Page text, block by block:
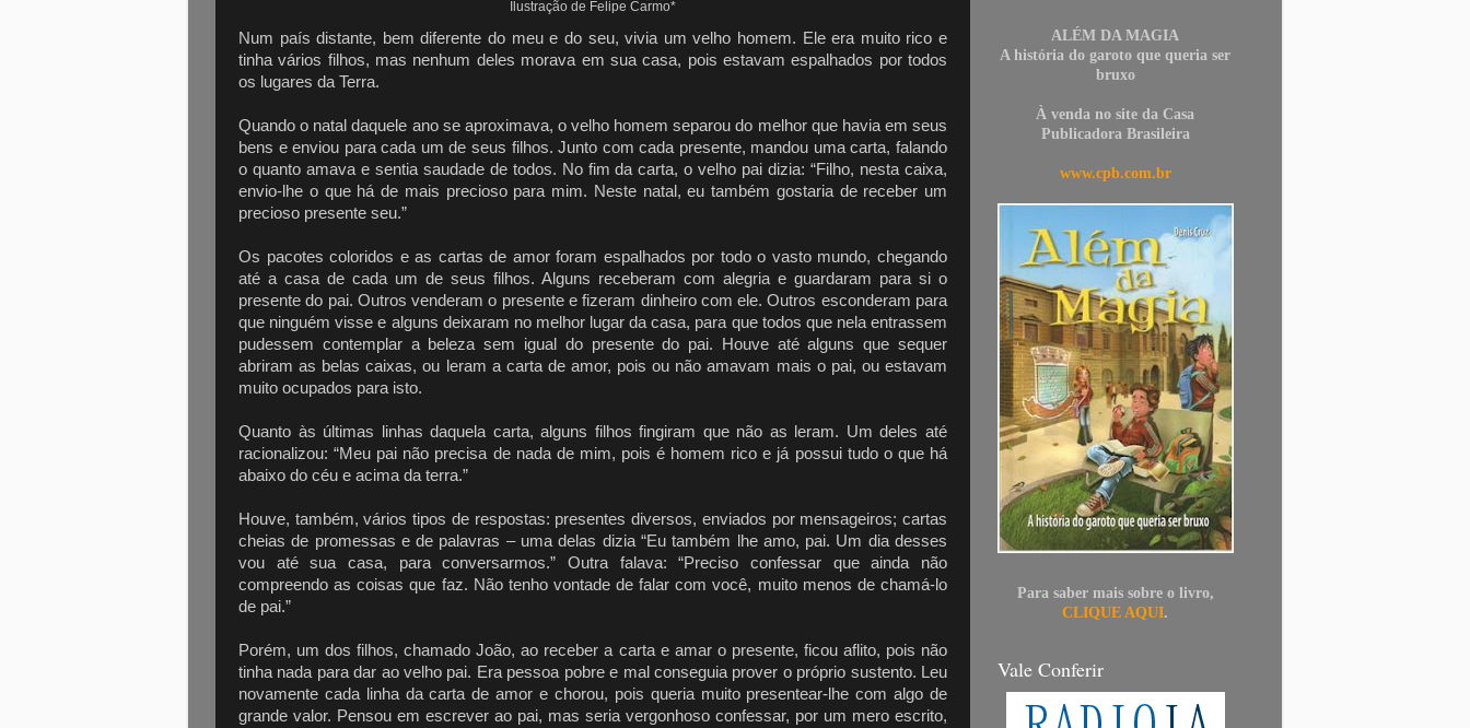
Ilustração de Felipe Carmo*
Num país distante, bem diferente do meu e do seu, vivia um velho homem. Ele era muito rico e
tinha vários filhos, mas nenhum deles morava em sua casa, pois estavam espalhados por todos
os lugares da Terra.
Quando o natal daquele ano se aproximava, o velho homem separou do melhor que havia em seus
bens e enviou para cada um de seus filhos. Junto com cada presente, mandou uma carta, falando
o quanto amava e sentia saudade de todos. No fim da carta, o velho pai dizia: “Filho, nesta caixa,
envio-lhe o que há de mais precioso para mim. Neste natal, eu também gostaria de receber um
precioso presente seu.”
Os pacotes coloridos e as cartas de amor foram espalhados por todo o vasto mundo, chegando
até a casa de cada um de seus filhos. Alguns receberam com alegria e guardaram para si o
presente do pai. Outros venderam o presente e fizeram dinheiro com ele. Outros esconderam para
que ninguém visse e alguns deixaram no melhor lugar da casa, para que todos que nela entrassem
pudessem contemplar a beleza sem igual do presente do pai. Houve até alguns que sequer
abriram as belas caixas, ou leram a carta de amor, pois ou não amavam mais o pai, ou estavam
muito ocupados para isto.
Quanto às últimas linhas daquela carta, alguns filhos fingiram que não as leram. Um deles até
racionalizou: “Meu pai não precisa de nada de mim, pois é homem rico e já possui tudo o que há
abaixo do céu e acima da terra.”
Houve, também, vários tipos de respostas: presentes diversos, enviados por mensageiros; cartas
cheias de promessas e de palavras – uma delas dizia “Eu também lhe amo, pai. Um dia desses
vou até sua casa, para conversarmos.” Outra falava: “Preciso confessar que ainda não
compreendo as coisas que faz. Não tenho vontade de falar com você, muito menos de chamá-lo
de pai.”
Porém, um dos filhos, chamado João, ao receber a carta e amar o presente, ficou aflito, pois não
tinha nada para dar ao velho pai. Era pessoa pobre e mal conseguia prover o próprio sustento. Leu
novamente cada linha da carta de amor e chorou, pois queria muito presentear-lhe com algo de
grande valor. Pensou em escrever ao pai, mas seria vergonhoso confessar, por um mero escrito,
ALÉM DA MAGIA
A história do garoto que queria ser
bruxo
À venda no site da Casa
Publicadora Brasileira
www.cpb.com.br
Para saber mais sobre o livro,
CLIQUE AQUI.
Vale Conferir